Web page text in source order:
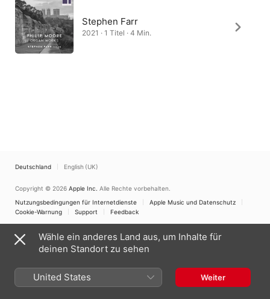
Stephen Farr
2021 · 1 Titel · 4 Min.
Deutschland English (UK)
Copyright © 2026 Apple Inc. Alle Rechte vorbehalten.
Nutzungsbedingungen für Internetdienste
Apple Music und Datenschutz
Cookie-Warnung
Support Feedback
Wähle ein anderes Land aus, um Inhalte für
deinen Standort zu sehen
United States Weiter